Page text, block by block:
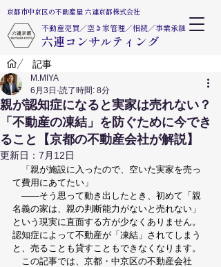
不動産売買​／空き家管理／相続／事業承継
​六連コンサルティング
​京都市中京区の不動産屋 六連京都株式会社
/ 記事
親が認知症になると実家は売れない？
「不動産の凍結」を防ぐために今でき
ること【京都の不動産会社が解説】
M.MIYA
6月3日 読了時間: 8分
更新日： 7月12日
「親が施設に入ったので、空いた実家を売っ
て費用にあてたい」
——そう思って動き出したとき、初めて「親
名義の家は、親の判断能力がないと売れない」
という現実に直面する方が少なくありません。
認知症によって不動産が「凍結」されてしまう
と、売ることも貸すこともできなくなります。
この記事では、京都・中京区の不動産会社